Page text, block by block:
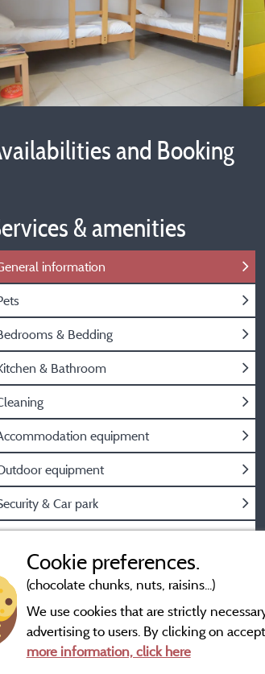
and Booking
& amenities
information
& Bedding
& Bathroom
equipment
equipment
& Car park
Cookie preferences.
(chocolate chunks, nuts, raisins...)
We use cookies that are strictly
advertising to users. By clicking on
more information, click here